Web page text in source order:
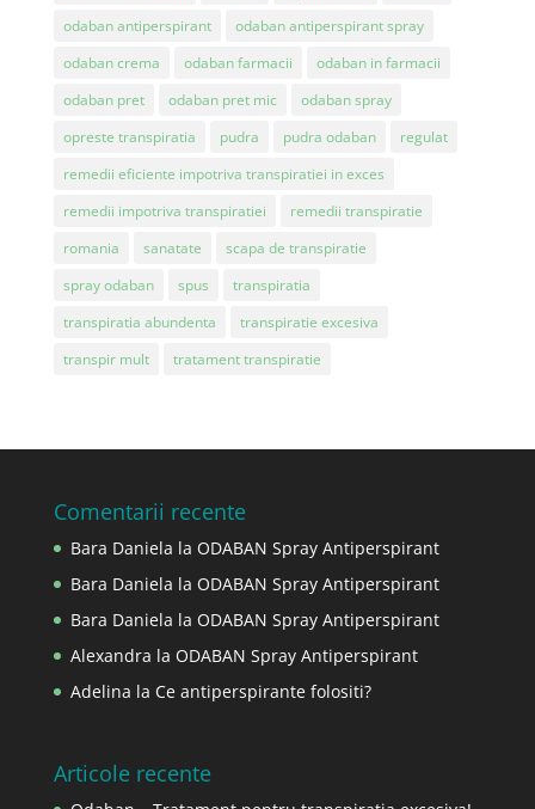
odaban antiperspirant
odaban antiperspirant spray
odaban crema
odaban farmacii
odaban in farmacii
odaban pret
odaban pret mic
odaban spray
opreste transpiratia
pudra pudra odaban
regulat
remedii eficiente impotriva transpiratiei in exces
remedii impotriva transpiratiei
remedii transpiratie
romania
sanatate
scapa de transpiratie
spray odaban
spus
transpiratia
transpiratia abundenta
transpiratie excesiva
transpir mult
tratament transpiratie
Comentarii recente
Bara Daniela la ODABAN Spray Antiperspirant
Bara Daniela la ODABAN Spray Antiperspirant
Bara Daniela la ODABAN Spray Antiperspirant
Alexandra la ODABAN Spray Antiperspirant
Adelina la Ce antiperspirante folositi?
Articole recente